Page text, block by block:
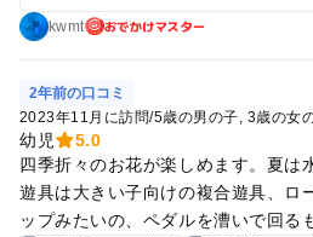
kwmt おでかけマスター
2年前の口コミ
2023年11月に訪問/5歳の男の子 3歳の女
幼児
5.0
四季折々のお花が楽しめます。夏は
遊具は大きい子向けの複合遊具、ロ
ップみたいの、ペダルを漕いで回る